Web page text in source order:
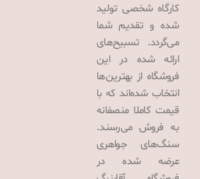
کارگاه شخصی تولید
شده و تقدیم شما
می‌گردد. تسبیح‌های
ارائه شده در این
فروشگاه از بهترین‌ها
انتخاب شده‌اند که با
قیمت کاملا منصفانه
به فروش می‌رسند.
سنگ‌های جواهری
عرضه شده در